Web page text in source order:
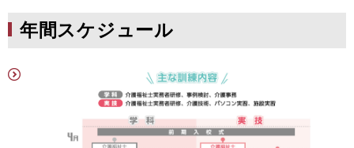
​年間スケジュール